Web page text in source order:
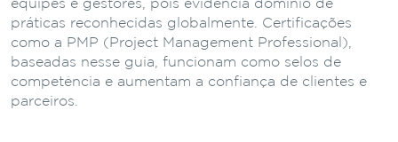
equipes e gestores, pois evidencia domínio de
práticas reconhecidas globalmente. Certificações
como a PMP (Project Management Professional),
baseadas nesse guia, funcionam como selos de
competência e aumentam a confiança de clientes e
parceiros.